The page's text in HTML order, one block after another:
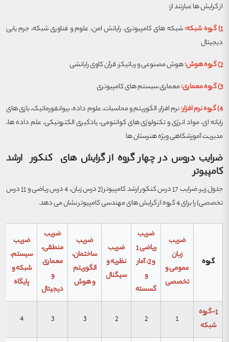
از گرایش ها عبارتند از:
1) گروه
شبکه:شبکه های کامپیوتری، رایانش امن، علوم و فناوری شبکه، جرم یابی
دیجیتال
2) گروه هوش:
هوش مصنوعی و رباتیکز، قرآن کاوی رایانشی
3) گروه معماری:
معماری سیستم های کامپیوتری
4) گروه نرم افزار:
نرم افزار، الگوریتم و محاسبات، علوم داده، بیوانفورماتیک، بازی های
رایانه ای، مواد انرژی و تکنولوژی های کوانتومی، یادگیری الکترونیکی، علم داده ها،
مدیریت آموزشگاهی ویژه هنرستان ها
ضرایب دروس در چهار گروه از گرایش های کنکور ارشد
کامپیوتر
جدول زیر، ضرایب 17 درس کنکور ارشد کامپیوتر (2 درس زبان، 4 درس ریاضی و 11 درس
تخصصی) را برای 4 گروه از گرایش های مهندسی کامپیوتر نشان می دهد.
گروه
ضریب
زبان
عمومی و
تخصصی
ضریب
ریاضی 1
و 2، آمار
و
گسسته
ضریب
نظریه و
سیگنال
ضریب
ساختمان،
الگوریتم
و هوش
ضریب
منطقی،
معماری
و
دیجیتال
ضریب
سیستم،
شبکه و
پایگاه
1-گروه
شبکه
1
2
2
3
3
4